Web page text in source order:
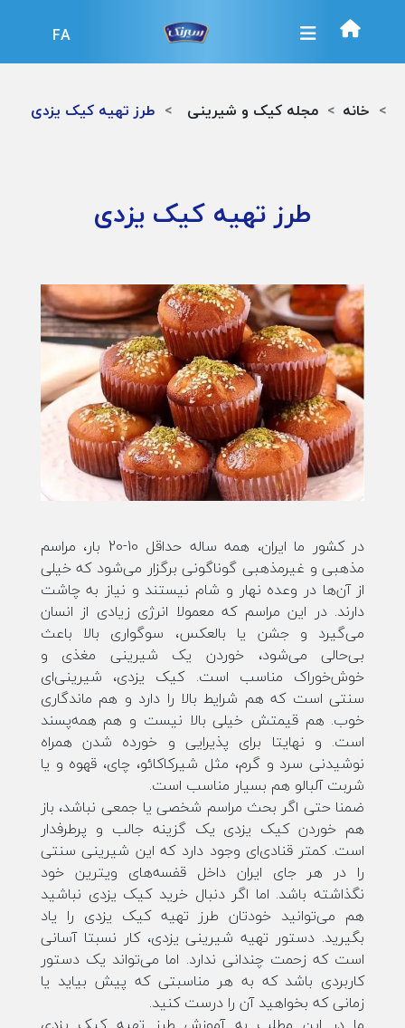
FA
خانه مجله کیک و شیرینی طرز تهیه کیک یزدی
طرز تهیه کیک یزدی
در کشور ما ایران، همه ساله حداقل 10-20 بار، مراسم
مذهبی و غیرمذهبی گوناگونی برگزار می‌شود که خیلی
از آن‌ها در وعده نهار و شام نیستند و نیاز به چاشت
دارند. در این مراسم که معمولا انرژی زیادی از انسان
می‌گیرد و جشن یا بالعکس، سوگواری بالا باعث
بی‌حالی می‌شود، خوردن یک شیرینی مغذی و
خوش‌خوراک مناسب است. کیک یزدی، شیرینی‌ای
سنتی است که هم شرایط بالا را دارد و هم ماندگاری
خوب. هم قیمتش خیلی بالا نیست و هم همه‌پسند
است. و نهایتا برای پذیرایی و خورده شدن همراه
نوشیدنی سرد و گرم، مثل شیرکاکائو، چای، قهوه و یا
شربت آلبالو هم بسیار مناسب است.
ضمنا حتی اگر بحث مراسم شخصی یا جمعی نباشد، باز
هم خوردن کیک یزدی یک گزینه جالب و پرطرفدار
است. کمتر قنادی‌ای وجود دارد که این شیرینی سنتی
را در هر جای ایران داخل قفسه‌های ویترین خود
نگذاشته باشد. اما اگر دنبال خرید کیک یزدی نباشید
هم می‌توانید خودتان طرز تهیه کیک یزدی را یاد
بگیرید. دستور تهیه شیرینی یزدی، کار نسبتا آسانی
است که زحمت چندانی ندارد. اما می‌تواند یک دستور
کاربردی باشد که به هر مناسبتی که پیش بیاید یا
زمانی که بخواهید آن را درست کنید.